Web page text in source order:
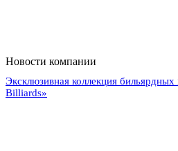
Новости компании
Эксклюзивная коллекция бильярдных
Billiards»